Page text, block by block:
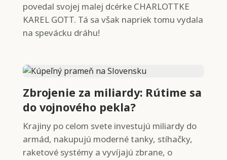
povedal svojej malej dcérke CHARLOTTKE
KAREL GOTT. Tá sa však napriek tomu vydala
na spevácku dráhu!
Zbrojenie za miliardy: Rútime sa
do vojnového pekla?
Krajiny po celom svete investujú miliardy do
armád, nakupujú moderné tanky, stíhačky,
raketové systémy a vyvíjajú zbrane, o